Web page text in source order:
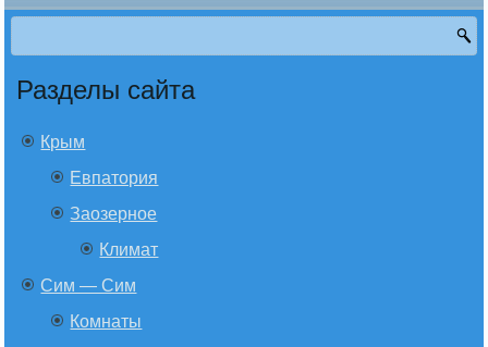
Разделы сайта
Крым
Евпатория
Заозерное
Климат
Сим — Сим
Комнаты